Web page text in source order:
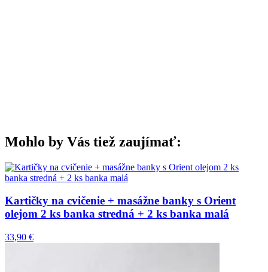
Mohlo by Vás tiež zaujímať:
Kartičky na cvičenie + masážne banky s Orient
olejom 2 ks banka stredná + 2 ks banka malá
33,90 €